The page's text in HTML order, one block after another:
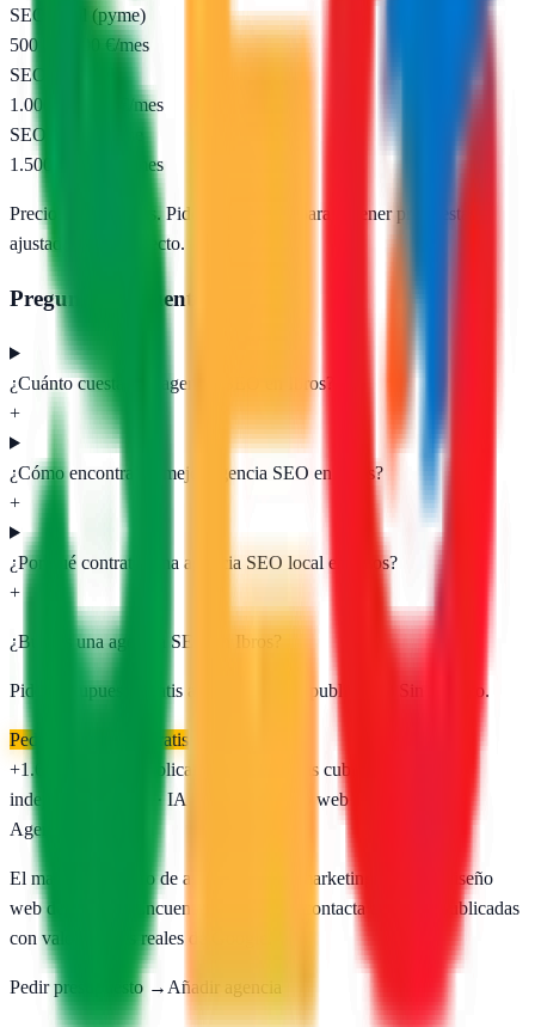
SEO local (pyme)
500 – 1.000 €/mes
SEO nacional
1.000 – 2.500 €/mes
SEO e-commerce
1.500 – 5.000 €/mes
Precios orientativos. Pide presupuesto para obtener propuestas
ajustadas a tu proyecto.
Preguntas frecuentes
¿Cuánto cuesta una agencia SEO en Ibros?
+
¿Cómo encontrar la mejor agencia SEO en Ibros?
+
¿Por qué contratar una agencia SEO local en Ibros?
+
¿Buscas una agencia SEO en Ibros ?
Pide presupuesto gratis a las agencias publicadas. Sin registro.
Pedir presupuesto gratis
+1.650
agencias publicadas provincias cubiertas
independiente
SEO · IA · GEO · Diseño web
AgenciasSEO
El mayor directorio de agencias SEO, marketing digital y diseño
web de España. Encuentra, compara y contacta agencias publicadas
con valoraciones reales de Google.
Pedir presupuesto → Añadir agencia